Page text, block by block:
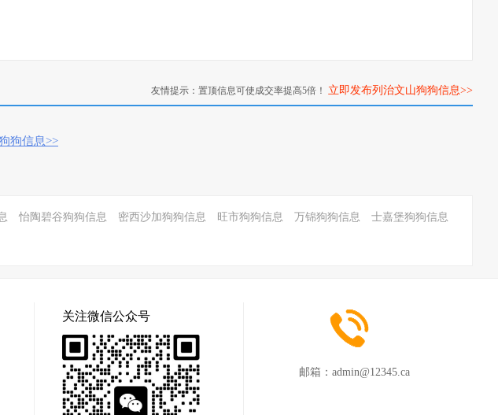
友情提示：置顶信息可使成交率提高5倍！ 立即发布列治文山狗狗信息>>
狗信息>>
怡陶碧谷狗狗信息 密西沙加狗狗信息 旺市狗狗信息 万锦狗狗信息
士嘉堡狗狗信息
关注微信公众号
邮箱： admin@12345.ca